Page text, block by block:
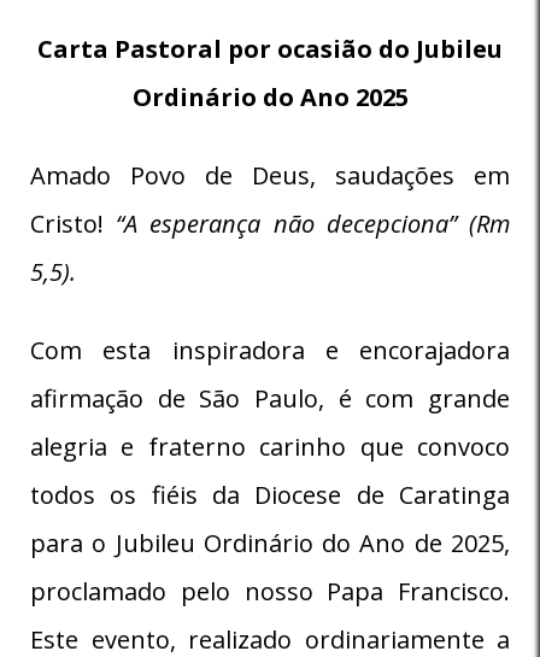
Carta Pastoral por ocasião do Jubileu
Ordinário do Ano 2025
Amado Povo de Deus, saudações em
Cristo! “A esperança não decepciona” (Rm
5,5).
Com esta inspiradora e encorajadora
afirmação de São Paulo, é com grande
alegria e fraterno carinho que convoco
todos os fiéis da Diocese de Caratinga
para o Jubileu Ordinário do Ano de 2025,
proclamado pelo nosso Papa Francisco.
Este evento, realizado ordinariamente a